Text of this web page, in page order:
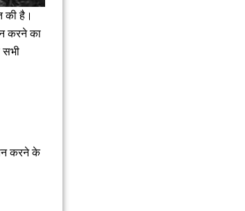
की है।
करने का
करने के